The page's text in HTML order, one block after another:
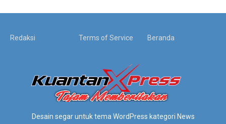
Redaksi Terms of Service Beranda
Desain segar untuk tema WordPress kategori News